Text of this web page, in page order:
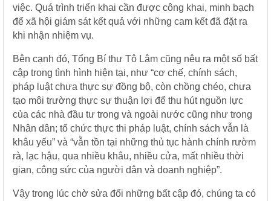
việc. Quá trình triển khai cần được công khai, minh bạch
để xã hội giám sát kết quả với những cam kết đã đặt ra
khi nhận nhiệm vụ.
Bên cạnh đó, Tổng Bí thư Tô Lâm cũng nêu ra một số bất
cập trong tình hình hiện tại, như “cơ chế, chính sách,
pháp luật chưa thực sự đồng bộ, còn chồng chéo, chưa
tạo môi trường thực sự thuận lợi để thu hút nguồn lực
của các nhà đầu tư trong và ngoài nước cũng như trong
Nhân dân; tổ chức thực thi pháp luật, chính sách vẫn là
khâu yếu” và “vẫn tồn tại những thủ tục hành chính rườm
rà, lạc hậu, qua nhiều khâu, nhiều cửa, mất nhiều thời
gian, công sức của người dân và doanh nghiệp”.
Vậy trong lúc chờ sửa đổi những bất cập đó, chúng ta có